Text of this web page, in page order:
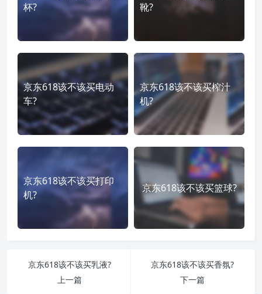
杯?
靴?
京东618该不该买电动
车?
京东618该不该买榨汁
机?
京东618该不该买打印
机?
京东618该不该买篮球?
京东618该不该买乳液?
上一篇
京东618该不该买香氛?
下一篇